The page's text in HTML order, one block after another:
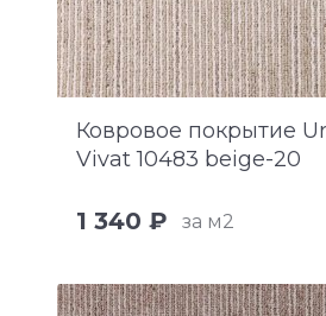
Ковровое покрытие
Vivat 10483 beige-20
1 340 ₽ за м2